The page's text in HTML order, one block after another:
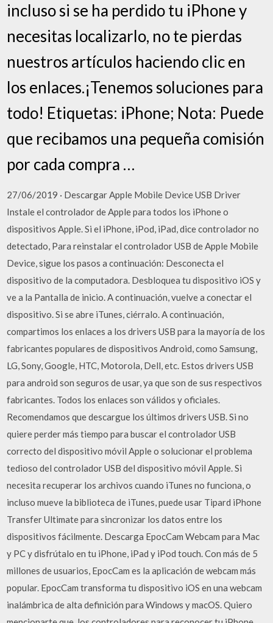
incluso si se ha perdido tu iPhone y
necesitas localizarlo, no te pierdas
nuestros artículos haciendo clic en
los enlaces.¡Tenemos soluciones para
todo! Etiquetas: iPhone; Nota: Puede
que recibamos una pequeña comisión
por cada compra …
27/06/2019 · Descargar Apple Mobile Device USB Driver
Instale el controlador de Apple para todos los iPhone o
dispositivos Apple. Si el iPhone, iPod, iPad, dice controlador no
detectado, Para reinstalar el controlador USB de Apple Mobile
Device, sigue los pasos a continuación: Desconecta el
dispositivo de la computadora. Desbloquea tu dispositivo iOS y
ve a la Pantalla de inicio. A continuación, vuelve a conectar el
dispositivo. Si se abre iTunes, ciérralo. A continuación,
compartimos los enlaces a los drivers USB para la mayoría de los
fabricantes populares de dispositivos Android, como Samsung,
LG, Sony, Google, HTC, Motorola, Dell, etc. Estos drivers USB
para android son seguros de usar, ya que son de sus respectivos
fabricantes. Todos los enlaces son válidos y oficiales.
Recomendamos que descargue los últimos drivers USB. Si no
quiere perder más tiempo para buscar el controlador USB
correcto del dispositivo móvil Apple o solucionar el problema
tedioso del controlador USB del dispositivo móvil Apple. Si
necesita recuperar los archivos cuando iTunes no funciona, o
incluso mueve la biblioteca de iTunes, puede usar Tipard iPhone
Transfer Ultimate para sincronizar los datos entre los
dispositivos fácilmente. Descarga EpocCam Webcam para Mac
y PC y disfrútalo en tu iPhone, iPad y iPod touch. ‎Con más de 5
millones de usuarios, EpocCam es la aplicación de webcam más
popular. EpocCam transforma tu dispositivo iOS en una webcam
inalámbrica de alta definición para Windows y macOS. Quiero